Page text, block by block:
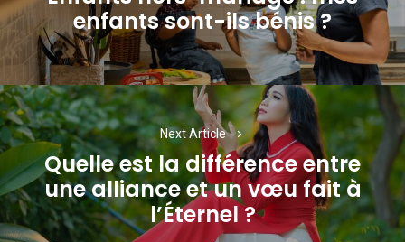
Previous
post:
enfants sont-ils bénis ?
Next Article
Next
post:
Quelle est la différence entre
une alliance et un vœu fait à
l’Éternel ?